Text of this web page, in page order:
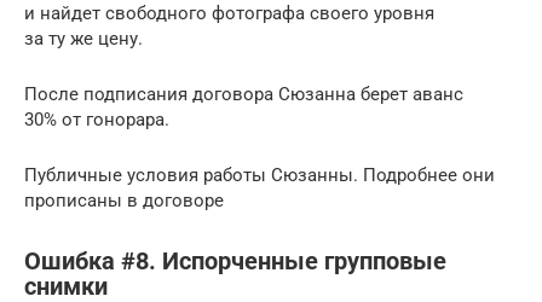
и найдет свободного фотографа своего уровня
за ту же цену.
После подписания договора Сюзанна берет аванс
30% от гонорара.
Публичные условия работы Сюзанны. Подробнее они
прописаны в договоре
Ошибка #8. Испорченные групповые
снимки